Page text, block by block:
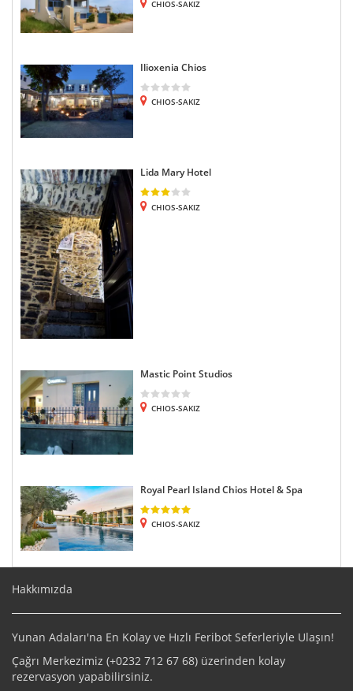
CHIOS-SAKIZ
Ilioxenia Chios
CHIOS-SAKIZ
Lida Mary Hotel
CHIOS-SAKIZ
Mastic Point Studios
CHIOS-SAKIZ
Royal Pearl Island Chios Hotel & Spa
CHIOS-SAKIZ
Hakkımızda
Yunan Adaları'na En Kolay ve Hızlı Feribot Seferleriyle Ulaşın!
Çağrı Merkezimiz (+0232 712 67 68) üzerinden kolay
rezervasyon yapabilirsiniz.